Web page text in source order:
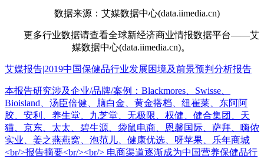
数据来源：艾媒数据中心(data.iimedia.cn)
更多行业数据请查看全球新经济商业情报数据平台——艾
媒数据中心(data.iimedia.cn)。
艾媒报告|2019中国保健品行业发展困境及前景预判分析报告
本报告研究涉及企业/品牌/案例：Blackmores、Swisse、
Bioisland、汤臣倍健、脑白金、黄金搭档、纽崔莱、东阿阿
胶、安利、养生堂、九芝堂、无极限、权健、健合集团、天
猫、京东、太太、碧生源、袋鼠电商、恩馨国际、萨拜、嗨侬
实业、姜之燕燕窝、泡范儿、健康优选、呀苹果、乐年商城
<br/>报告摘要<br/><br/> 电商渠道逐渐成为中国营养保健品行